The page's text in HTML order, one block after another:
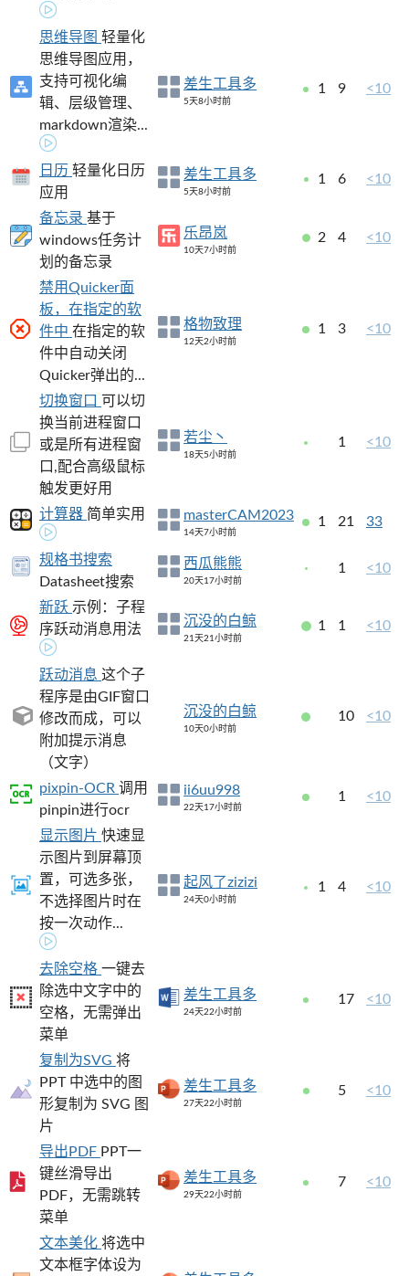
思维导图 轻量化
思维导图应用，
支持可视化编
辑、层级管理、
markdown渲染...
差生工具多
5天8小时前
1 9 <10
日历 轻量化日历
应用
差生工具多
5天8小时前
1 6 <10
备忘录 基于
windows任务计
划的备忘录
乐昂岚
10天7小时前
2 4 <10
禁用Quicker面
板，在指定的软
件中 在指定的软
件中自动关闭
Quicker弹出的...
格物致理
12天2小时前
1 3 <10
切换窗口 可以切
换当前进程窗口
或是所有进程窗
口,配合高级鼠标
触发更好用
若尘丶
18天5小时前
1 <10
计算器 简单实用 masterCAM2023
14天7小时前
1 21 33
规格书搜索
Datasheet搜索
西瓜熊熊
20天17小时前
1 <10
新跃 示例：子程
序跃动消息用法
沉没的白鲸
21天21小时前
1 1 <10
跃动消息 这个子
程序是由GIF窗口
修改而成，可以
附加提示消息
（文字）
沉没的白鲸
10天0小时前
10 <10
pixpin-OCR 调用
pinpin进行ocr
ii6uu998
22天17小时前
1 <10
显示图片 快速显
示图片到屏幕顶
置，可选多张，
不选择图片时在
按一次动作...
起风了zizizi
24天0小时前
1 4 <10
去除空格 一键去
除选中文字中的
空格，无需弹出
菜单
差生工具多
24天22小时前
17 <10
复制为SVG 将
PPT 中选中的图
形复制为 SVG 图
片
差生工具多
27天22小时前
5 <10
导出PDF PPT一
键丝滑导出
PDF，无需跳转
菜单
差生工具多
29天22小时前
7 <10
文本美化 将选中
文本框字体设为